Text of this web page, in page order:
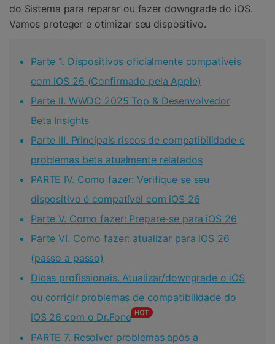
do Sistema para reparar ou fazer downgrade do iOS.
Vamos proteger e otimizar seu dispositivo.
Parte 1. Dispositivos oficialmente compatíveis
com iOS 26 (Confirmado pela Apple)
Parte II. WWDC 2025 Top & Desenvolvedor
Beta Insights
Parte III. Principais riscos de compatibilidade e
problemas beta atualmente relatados
PARTE IV. Como fazer: Verifique se seu
dispositivo é compatível com iOS 26
Parte V. Como fazer: Prepare-se para iOS 26
Parte VI. Como fazer: atualizar para iOS 26
(passo a passo)
Dicas profissionais. Atualizar/downgrade o iOS
ou corrigir problemas de compatibilidade do
iOS 26 com o Dr.Fone
PARTE 7. Resolver problemas após a